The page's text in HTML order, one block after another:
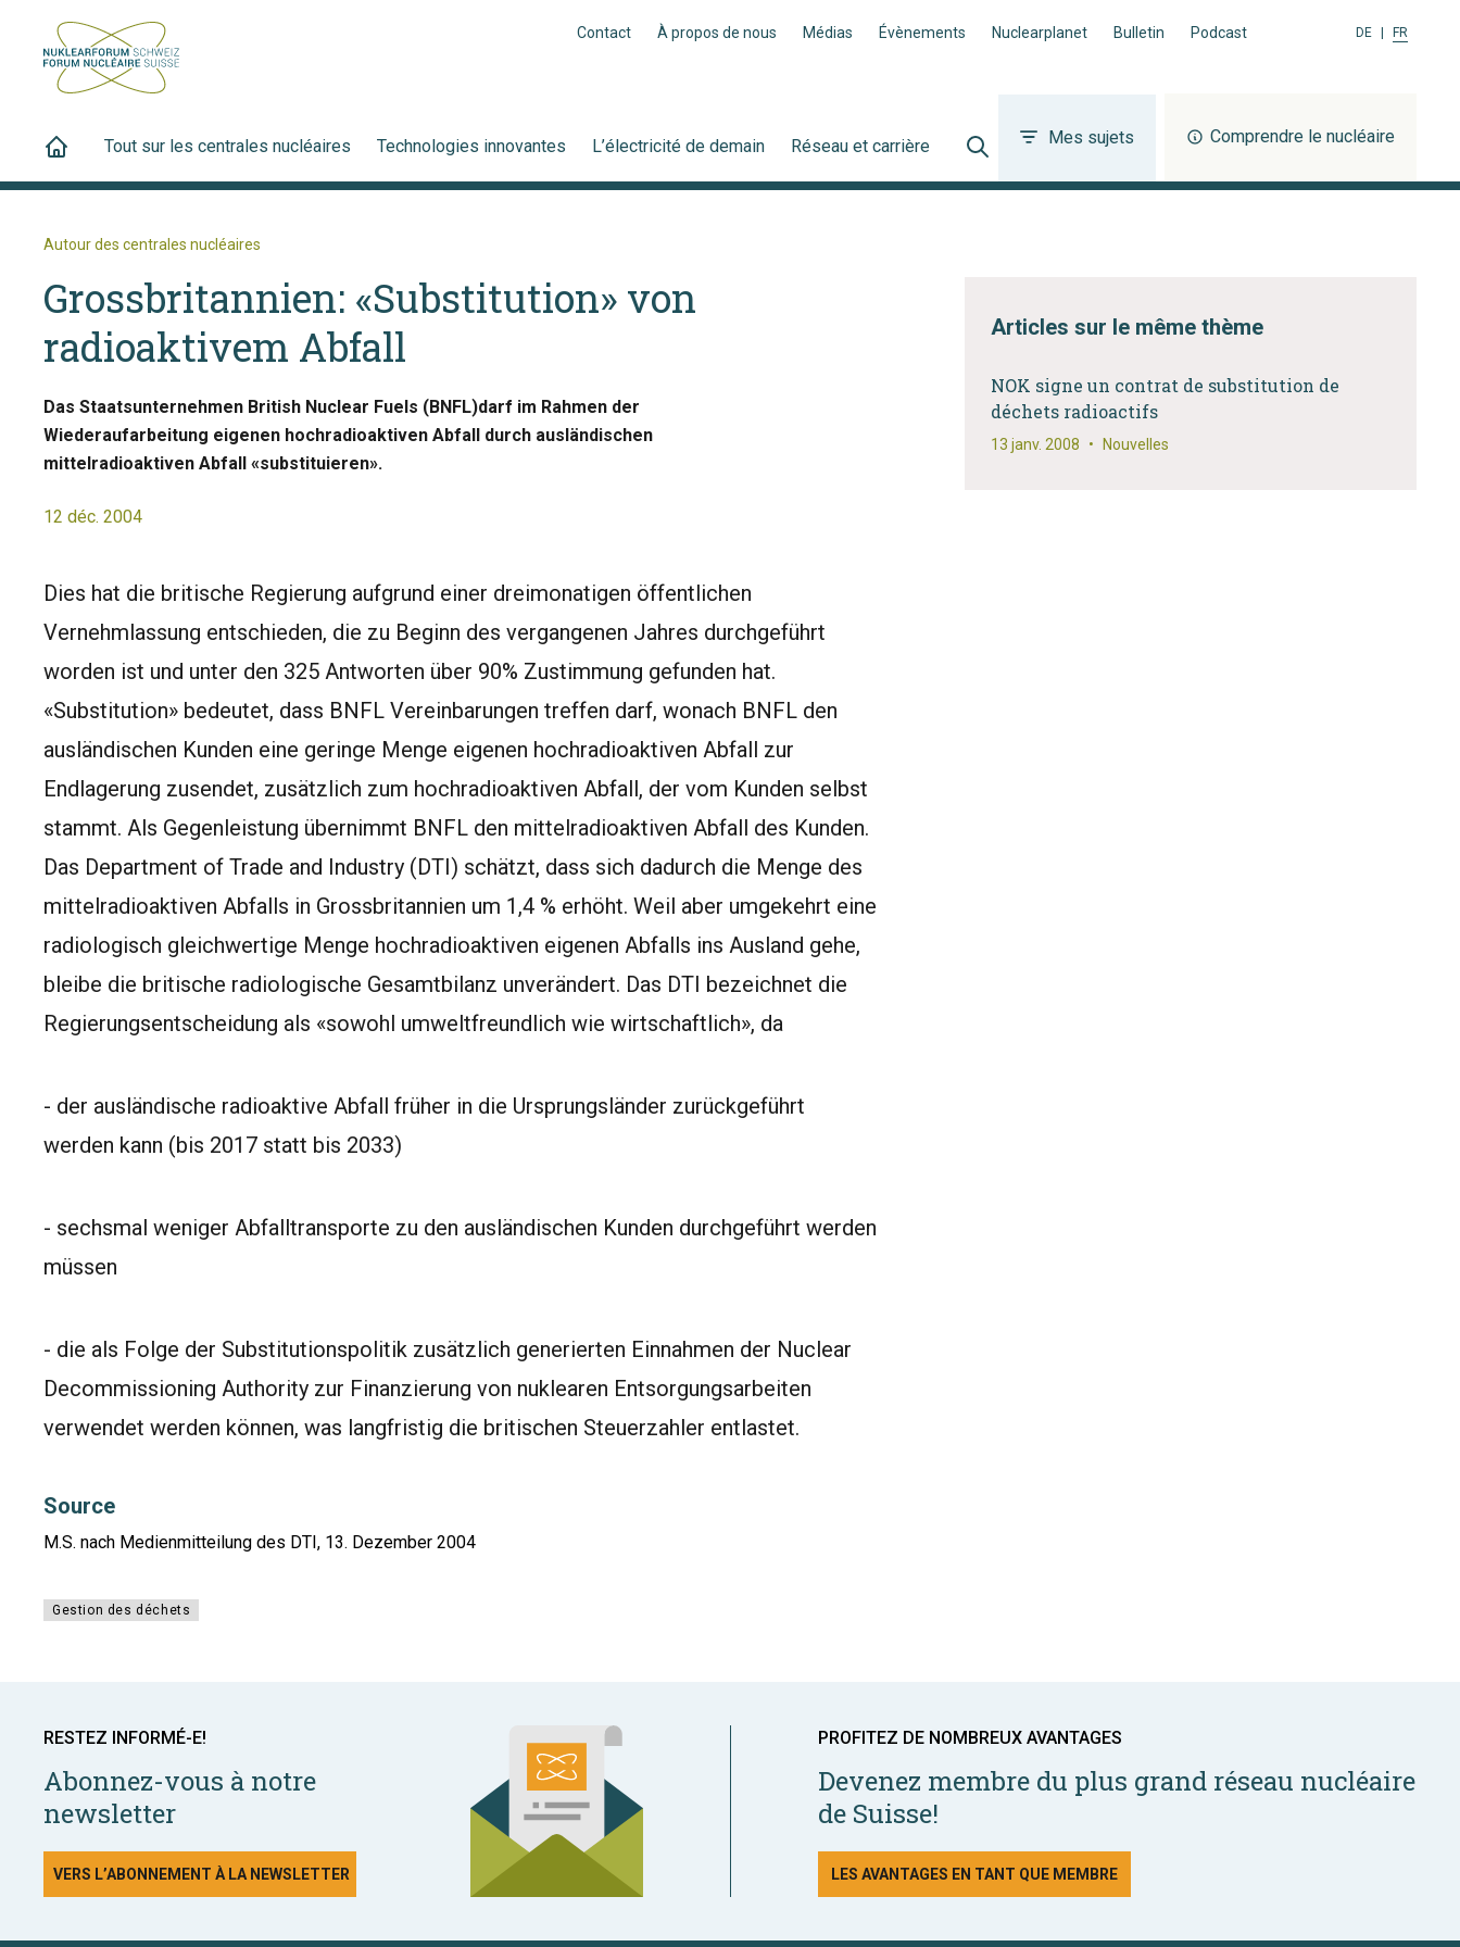
Contact À propos de nous Médias Évènements Nuclearplanet Bulletin Podcast DE FR
Tout sur les centrales nucléaires Technologies innovantes L’électricité de demain Réseau et carrière Mes sujets Comprendre le nucléaire
Autour des centrales nucléaires
Grossbritannien: «Substitution» von
radioaktivem Abfall
Das Staatsunternehmen British Nuclear Fuels (BNFL)darf im Rahmen der
Wiederaufarbeitung eigenen hochradioaktiven Abfall durch ausländischen
mittelradioaktiven Abfall «substituieren».
12 déc. 2004
Dies hat die britische Regierung aufgrund einer dreimonatigen öffentlichen
Vernehmlassung entschieden, die zu Beginn des vergangenen Jahres durchgeführt
worden ist und unter den 325 Antworten über 90% Zustimmung gefunden hat.
«Substitution» bedeutet, dass BNFL Vereinbarungen treffen darf, wonach BNFL den
ausländischen Kunden eine geringe Menge eigenen hochradioaktiven Abfall zur
Endlagerung zusendet, zusätzlich zum hochradioaktiven Abfall, der vom Kunden selbst
stammt. Als Gegenleistung übernimmt BNFL den mittelradioaktiven Abfall des Kunden.
Das Department of Trade and Industry (DTI) schätzt, dass sich dadurch die Menge des
mittelradioaktiven Abfalls in Grossbritannien um 1,4 % erhöht. Weil aber umgekehrt eine
radiologisch gleichwertige Menge hochradioaktiven eigenen Abfalls ins Ausland gehe,
bleibe die britische radiologische Gesamtbilanz unverändert. Das DTI bezeichnet die
Regierungsentscheidung als «sowohl umweltfreundlich wie wirtschaftlich», da
- der ausländische radioaktive Abfall früher in die Ursprungsländer zurückgeführt
werden kann (bis 2017 statt bis 2033)
- sechsmal weniger Abfalltransporte zu den ausländischen Kunden durchgeführt werden
müssen
- die als Folge der Substitutionspolitik zusätzlich generierten Einnahmen der Nuclear
Decommissioning Authority zur Finanzierung von nuklearen Entsorgungsarbeiten
verwendet werden können, was langfristig die britischen Steuerzahler entlastet.
Source
M.S. nach Medienmitteilung des DTI, 13. Dezember 2004
Gestion des déchets
Articles sur le même thème
NOK signe un contrat de substitution de
déchets radioactifs
13 janv. 2008 • Nouvelles
RESTEZ INFORMÉ-E!
Abonnez-vous à notre
newsletter
VERS L’ABONNEMENT À LA NEWSLETTER
PROFITEZ DE NOMBREUX AVANTAGES
Devenez membre du plus grand réseau nucléaire
de Suisse!
LES AVANTAGES EN TANT QUE MEMBRE